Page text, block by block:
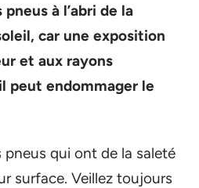
à l’abri de la
car une exposition
et aux rayons
peut endommager le
pneus qui ont de la saleté
surface. Veillez toujours